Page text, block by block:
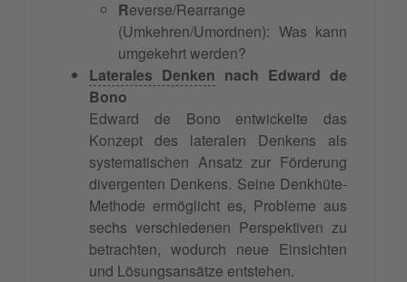
Reverse/Rearrange
(Umkehren/Umordnen): Was kann
umgekehrt werden?
Laterales Denken nach Edward de
Bono
Edward de Bono entwickelte das
Konzept des lateralen Denkens als
systematischen Ansatz zur Förderung
divergenten Denkens. Seine Denkhüte-
Methode ermöglicht es, Probleme aus
sechs verschiedenen Perspektiven zu
betrachten, wodurch neue Einsichten
und Lösungsansätze entstehen.